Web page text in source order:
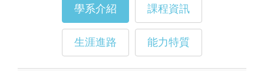
學系介紹 課程資訊
生涯進路 能力特質